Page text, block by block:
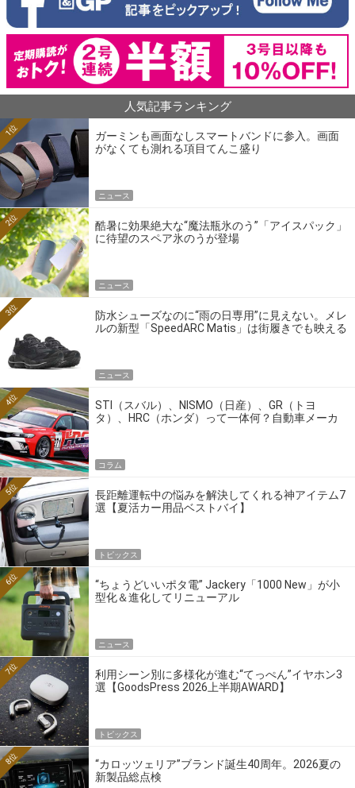
人気記事ランキング
ガーミンも画面なしスマートバンドに参入。画面
がなくても測れる項目てんこ盛り
1位
ニュース
酷暑に効果絶大な“魔法瓶氷のう”「アイスパック」
に待望のスペア氷のうが登場
2位
ニュース
防水シューズなのに“雨の日専用”に見えない。メレ
ルの新型「SpeedARC Matis」は街履きでも映える
3位
ニュース
STI（スバル）、NISMO（日産）、GR（トヨ
タ）、HRC（ホンダ）って一体何？自動車メーカ
4位
コラム
長距離運転中の悩みを解決してくれる神アイテム7
選【夏活カー用品ベストバイ】
5位
トピックス
“ちょうどいいポタ電” Jackery「1000 New」が小
型化＆進化してリニューアル
6位
ニュース
利用シーン別に多様化が進む“てっぺん”イヤホン3
選【GoodsPress 2026上半期AWARD】
7位
トピックス
“カロッツェリア”ブランド誕生40周年。2026夏の
新製品総点検
8位